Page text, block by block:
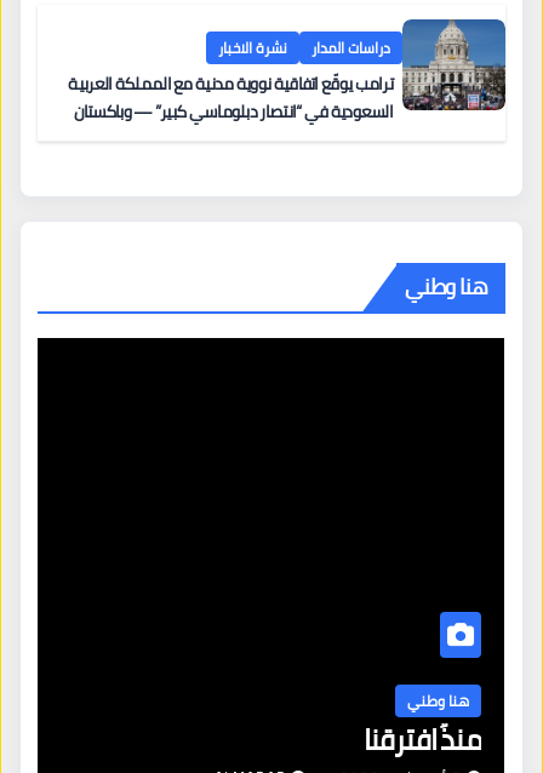
دراسات المدار نشرة الاخبار
ترامب يوقّع اتفاقية نووية مدنية مع المملكة العربية
السعودية في “انتصار دبلوماسي كبير” — وباكستان
هنا وطني
هنا وطني
منذُ افترقنا